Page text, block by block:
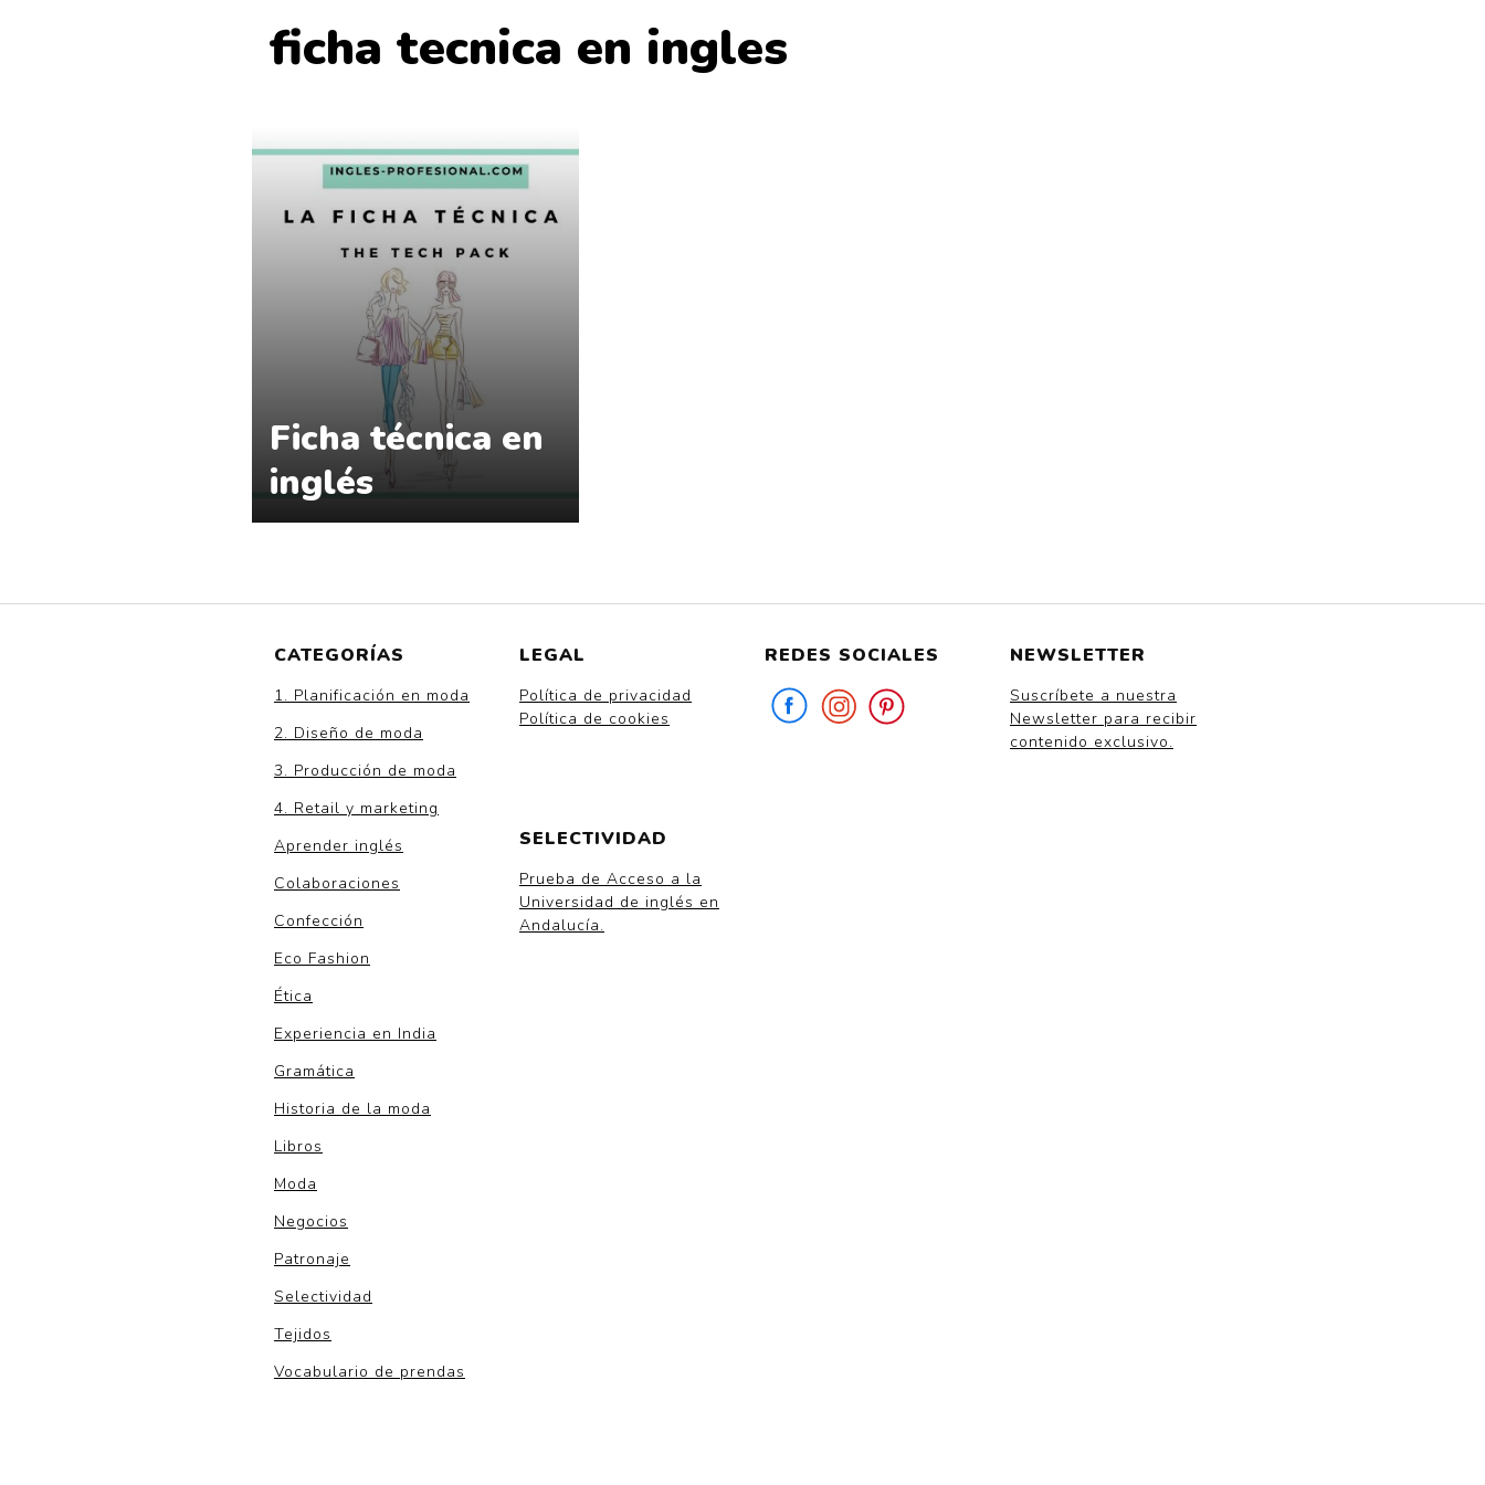
ficha tecnica en ingles
Ficha técnica en
inglés
CATEGORÍAS
1. Planificación en moda
2. Diseño de moda
3. Producción de moda
4. Retail y marketing
Aprender inglés
Colaboraciones
Confección
Eco Fashion
Ética
Experiencia en India
Gramática
Historia de la moda
Libros
Moda
Negocios
Patronaje
Selectividad
Tejidos
Vocabulario de prendas
LEGAL
Política de privacidad
Política de cookies
SELECTIVIDAD
Prueba de Acceso a la
Universidad de inglés en
Andalucía.
REDES SOCIALES NEWSLETTER
Suscríbete a nuestra
Newsletter para recibir
contenido exclusivo.